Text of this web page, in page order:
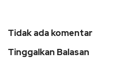
Tidak ada komentar
Tinggalkan Balasan